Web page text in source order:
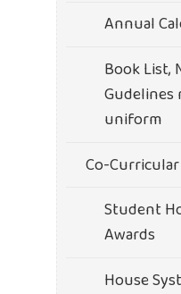
Annual
Book List,
Gudelines
uniform
Co-Curricular
Student
Awards
House